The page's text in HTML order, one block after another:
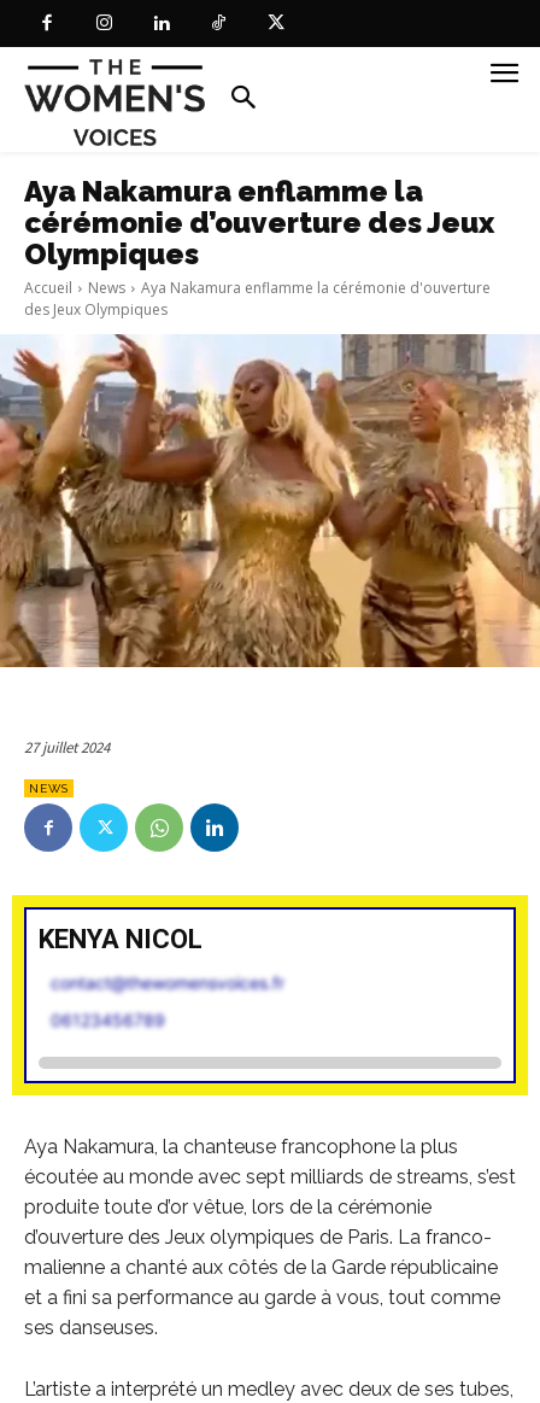
Aya Nakamura enflamme la
cérémonie d’ouverture des Jeux
Olympiques
Accueil News
Aya Nakamura enflamme la cérémonie d'ouverture
des Jeux Olympiques
27 juillet 2024
NEWS
KENYA NICOL
contact@thewomensvoices.fr
06123456789
Aya Nakamura, la chanteuse francophone la plus
écoutée au monde avec sept milliards de streams, s’est
produite toute d’or vêtue, lors de la cérémonie
d’ouverture des Jeux olympiques de Paris. La franco-
malienne a chanté aux côtés de la Garde républicaine
et a fini sa performance au garde à vous, tout comme
ses danseuses.
L’artiste a interprété un medley avec deux de ses tubes,